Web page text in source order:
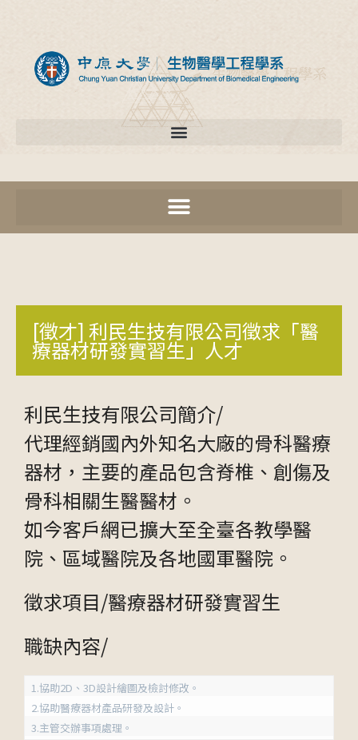
[徵才] 利民生技有限公司徵求「醫
療器材研發實習生」人才
利民生技有限公司簡介/
代理經銷國內外知名大廠的骨科醫療
器材，主要的產品包含脊椎、創傷及
骨科相關生醫醫材。
如今客戶網已擴大至全臺各教學醫
院、區域醫院及各地國軍醫院。
徵求項目/醫療器材研發實習生
職缺內容/
1.協助2D、3D設計繪圖及檢討修改。
2.協助醫療器材產品研發及設計。
3.主管交辦事項處理。